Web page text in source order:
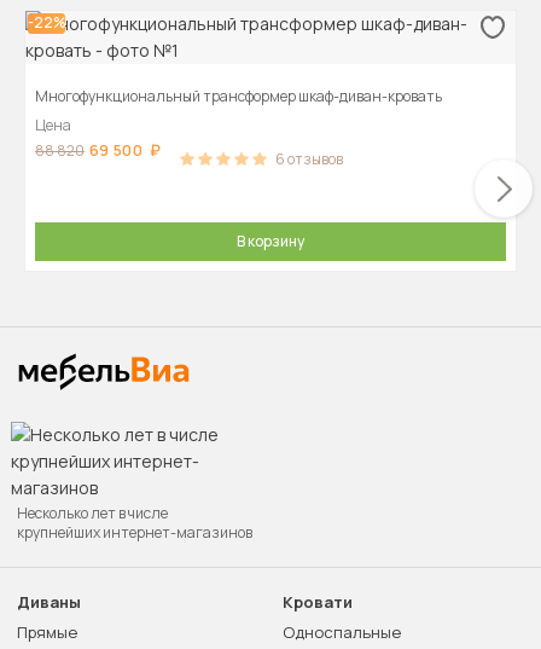
-22%
Многофункциональный трансформер шкаф-диван-кровать
Цена
88 820 69 500 6отзывов
В корзину
Несколько лет в числе
крупнейших интернет-магазинов
Диваны
Прямые
Кровати
Односпальные